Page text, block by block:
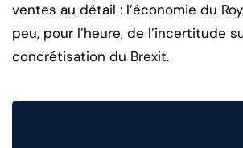
ventes au détail : l’économie du
peu, pour l’heure, de l’incertitude
concrétisation du Brexit.